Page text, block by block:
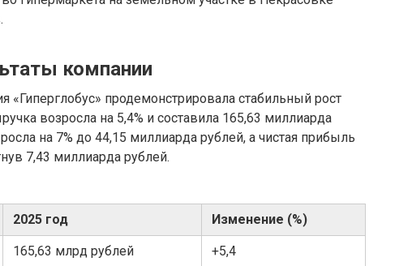
компании
«Гиперглобус» продемонстрировала стабильный рост
возросла на 5,4% и составила 165,63 миллиарда
на 7% до 44,15 миллиарда рублей, а чистая прибыль
7,43 миллиарда рублей.
2025 год Изменение (%)
165,63 млрд рублей +5,4